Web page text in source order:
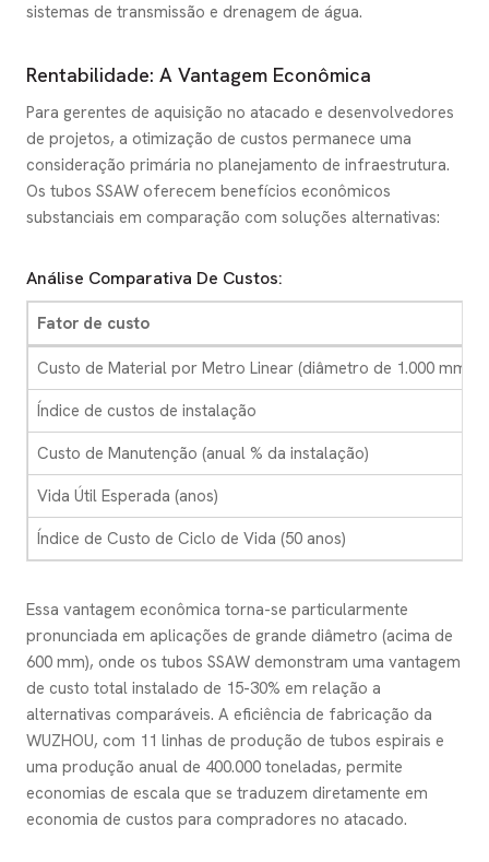
sistemas de transmissão e drenagem de água.
Rentabilidade: A Vantagem Econômica
Para gerentes de aquisição no atacado e desenvolvedores
de projetos, a otimização de custos permanece uma
consideração primária no planejamento de infraestrutura.
Os tubos SSAW oferecem benefícios econômicos
substanciais em comparação com soluções alternativas:
Análise Comparativa De Custos:
Fator de custo
Custo de Material por Metro Linear (diâmetro de 1.000 mm)
Índice de custos de instalação
Custo de Manutenção (anual % da instalação)
Vida Útil Esperada (anos)
Índice de Custo de Ciclo de Vida (50 anos)
Essa vantagem econômica torna-se particularmente
pronunciada em aplicações de grande diâmetro (acima de
600 mm), onde os tubos SSAW demonstram uma vantagem
de custo total instalado de 15-30% em relação a
alternativas comparáveis. A eficiência de fabricação da
WUZHOU, com 11 linhas de produção de tubos espirais e
uma produção anual de 400.000 toneladas, permite
economias de escala que se traduzem diretamente em
economia de custos para compradores no atacado.